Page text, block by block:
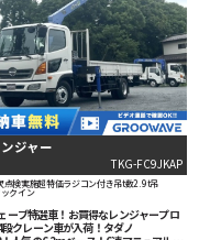
ジャー
TKG-FC9JKAP
点検実施超特価ラジコン付き吊t数2.9t吊
クイン
ーブ特選車！お買得なレンジャープロ
クレーン車が入荷！タダノ